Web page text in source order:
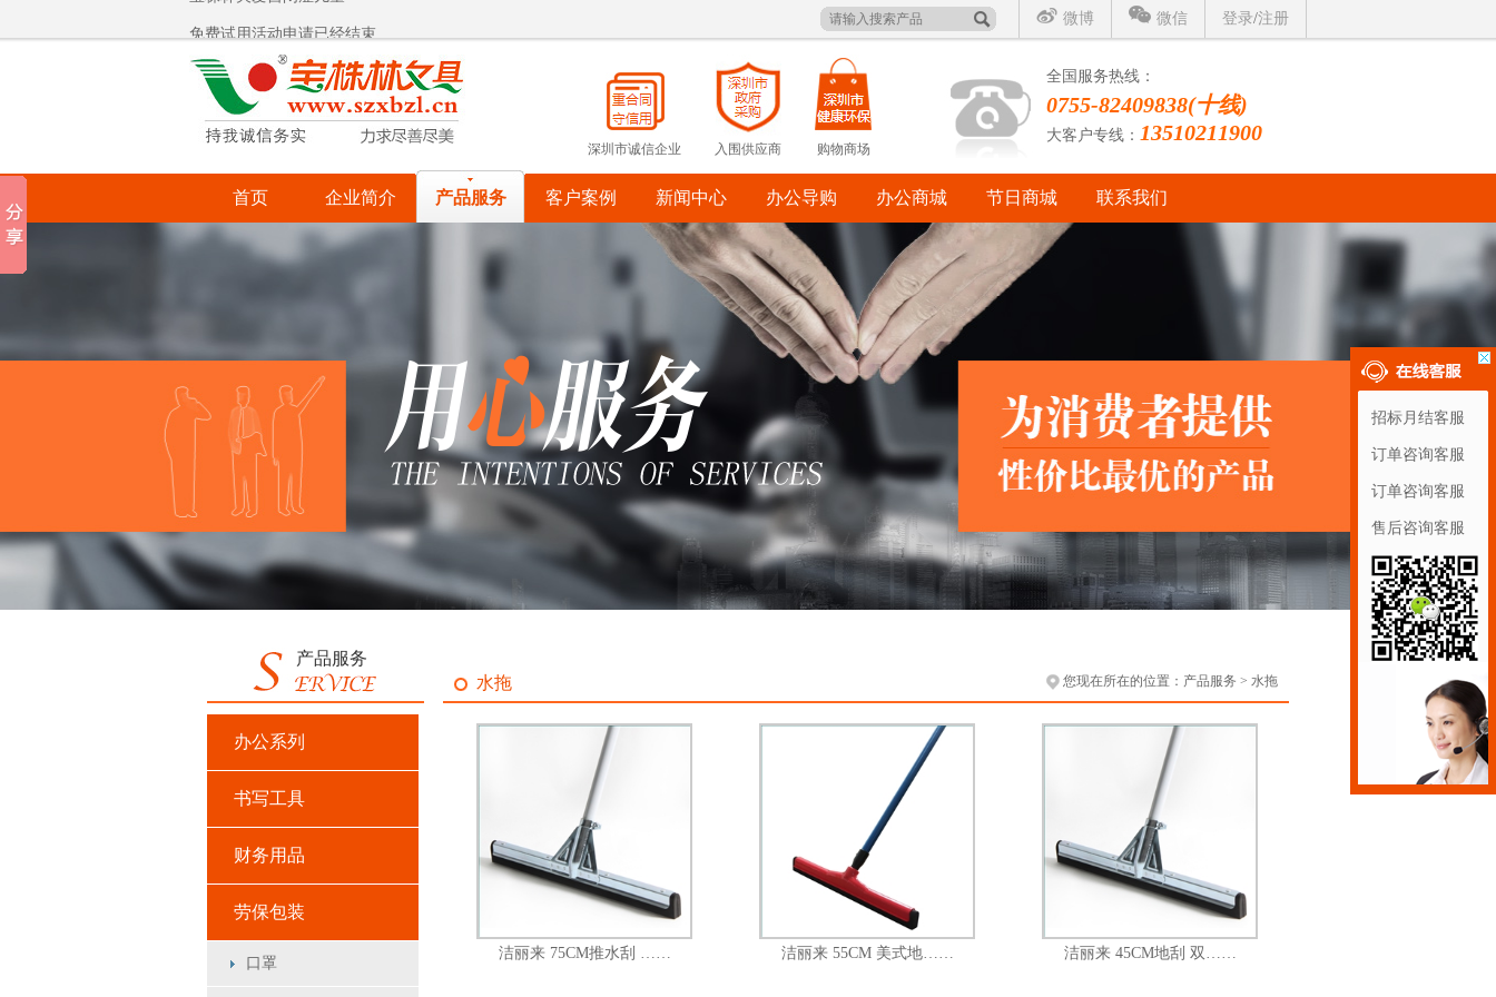
热烈祝贺宝株林入围罗湖政府采购供应商
宝株林关爱自闭症儿童
微博 微信 登录/注册
深圳市诚信企业 入围供应商 购物商场
全国服务热线：
0755-82409838(十线)
大客户专线： 13510211900
首页 企业简介 产品服务 客户案例 新闻中心 办公导购 办公商城 节日商城 联系我们
产品服务
办公系列
书写工具
财务用品
劳保包装
口罩
水拖 您现在所在的位置： 产品服务 > 水拖
洁丽来 75CM推水刮 …… 洁丽来 55CM 美式地…… 洁丽来 45CM地刮 双……
招标月结客服
订单咨询客服
订单咨询客服
售后咨询客服